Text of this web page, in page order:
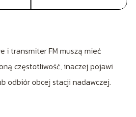
i transmiter FM muszą mieć
częstotliwość, inaczej pojawi
odbiór obcej stacji nadawczej.